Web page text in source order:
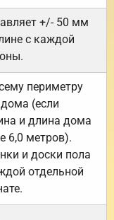
+/- 50 мм
с каждой
периметру
дома (если
и длина дома
6,0 метров).
и доски пола
отдельной